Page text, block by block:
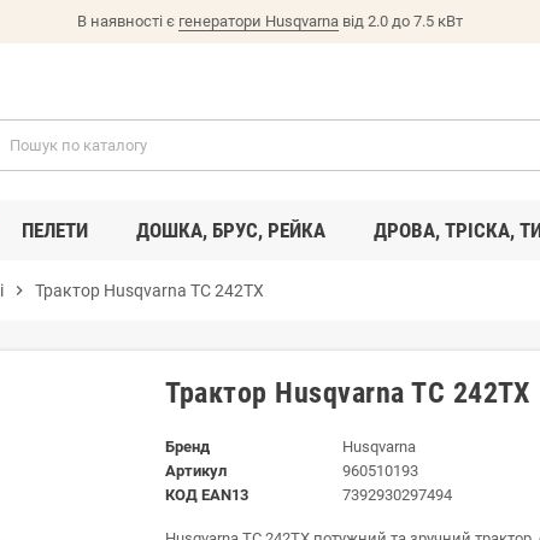
В наявності є генератори Husqvarna від 2.0 до 7.5 кВт
ПЕЛЕТИ ДОШКА, БРУС, РЕЙКА ДРОВА, ТРІСКА,
chevron_right Трактор Husqvarna TC 242TX
Трактор Husqvarna TC 242TX
Бренд
Husqvarna
Артикул
960510193
КОД EAN13
7392930297494